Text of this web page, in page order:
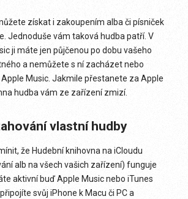
získat i zakoupením alba či písniček
Jednoduše vám taková hudba patří. V
ji máte jen půjčenou po dobu vašeho
a nemůžete s ní zacházet nebo
Music. Jakmile přestanete za Apple
hudba vám ze zařízení zmizí.
vlastní hudby
že Hudební knihovna na iCloudu
alb na všech vašich zařízení) funguje
aktivní buď Apple Music nebo iTunes
svůj iPhone k Macu či PC a